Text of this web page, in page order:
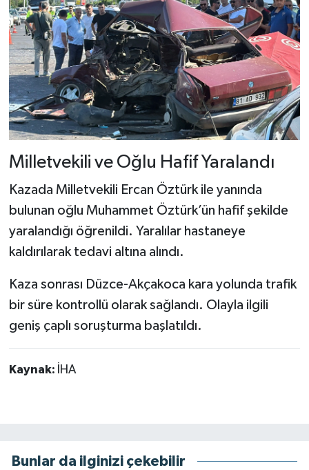
Milletvekili ve Oğlu Hafif Yaralandı
Kazada Milletvekili Ercan Öztürk ile yanında
bulunan oğlu Muhammet Öztürk’ün hafif şekilde
yaralandığı öğrenildi. Yaralılar hastaneye
kaldırılarak tedavi altına alındı.
Kaza sonrası Düzce-Akçakoca kara yolunda trafik
bir süre kontrollü olarak sağlandı. Olayla ilgili
geniş çaplı soruşturma başlatıldı.
Kaynak: İHA
Bunlar da ilginizi çekebilir